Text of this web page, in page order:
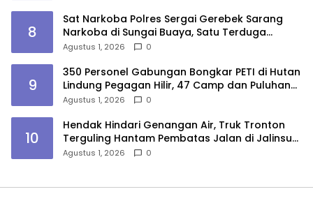
8
Sat Narkoba Polres Sergai Gerebek Sarang
Narkoba di Sungai Buaya, Satu Terduga
Pelaku Diamankan
Agustus 1, 2026 0
9
350 Personel Gabungan Bongkar PETI di Hutan
Lindung Pegagan Hilir, 47 Camp dan Puluhan
Peralatan Dimusnahkan
Agustus 1, 2026 0
10
Hendak Hindari Genangan Air, Truk Tronton
Terguling Hantam Pembatas Jalan di Jalinsum
Sergai
Agustus 1, 2026 0